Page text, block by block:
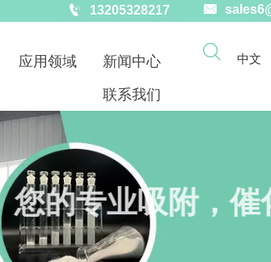
 13205328217 
应用领域 新闻中心
联系我们
 中文
的专业吸附，催化